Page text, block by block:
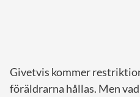
Givetvis kommer
föräldrarna hållas. Men